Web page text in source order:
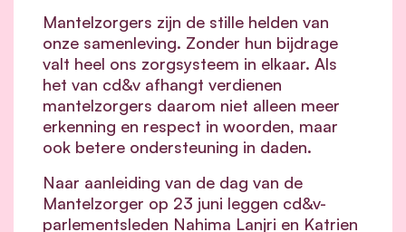
Mantelzorgers zijn de stille helden van
onze samenleving. Zonder hun bijdrage
valt heel ons zorgsysteem in elkaar. Als
het van cd&v afhangt verdienen
mantelzorgers daarom niet alleen meer
erkenning en respect in woorden, maar
ook betere ondersteuning in daden.
Naar aanleiding van de dag van de
Mantelzorger op 23 juni leggen cd&v-
parlementsleden Nahima Lanjri en Katrien